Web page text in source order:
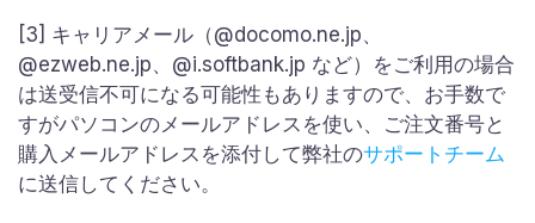
[3] キャリアメール（@docomo.ne.jp、
@ezweb.ne.jp、@i.softbank.jp など）をご利用の場合
は送受信不可になる可能性もありますので、お手数で
すがパソコンのメールアドレスを使い、ご注文番号と
購入メールアドレスを添付して弊社のサポートチーム
に送信してください。